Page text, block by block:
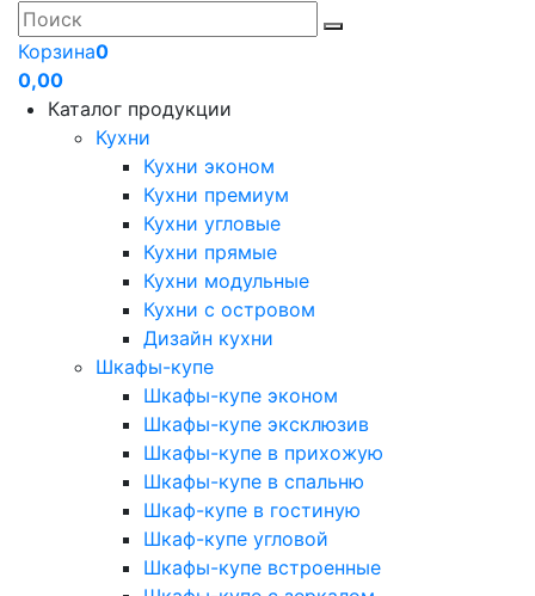
Корзина0
0,00
Каталог продукции
Кухни
Кухни эконом
Кухни премиум
Кухни угловые
Кухни прямые
Кухни модульные
Кухни с островом
Дизайн кухни
Шкафы-купе
Шкафы-купе эконом
Шкафы-купе эксклюзив
Шкафы-купе в прихожую
Шкафы-купе в спальню
Шкаф-купе в гостиную
Шкаф-купе угловой
Шкафы-купе встроенные